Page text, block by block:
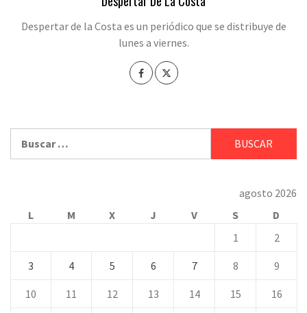
Despertar de la Costa es un periódico que se distribuye de
lunes a viernes.
agosto 2026
L
M X J V S
D
1
2
3 4 5 6 7 8 9
10 11 12 13 14 15 16